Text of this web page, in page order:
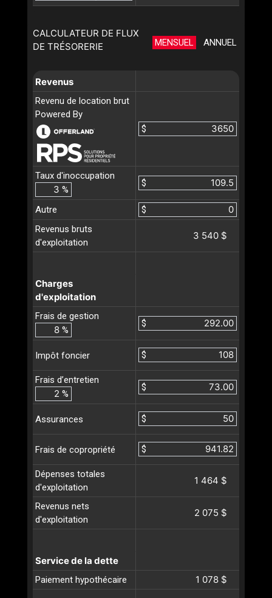
CALCULATEUR DE FLUX
DE TRÉSORERIE
MENSUEL ANNUEL
Revenus
Revenu de location brut
Powered By
$
Taux d'inoccupation
%
$
Autre
$
Revenus bruts
d'exploitation
3 540 $
Charges
d'exploitation
Frais de gestion
%
$
Impôt foncier $
Frais d’entretien
%
$
Assurances $
Frais de copropriété $
Dépenses totales
d'exploitation
1 464 $
Revenus nets
d'exploitation
2 075 $
Service de la dette
Paiement hypothécaire 1 078 $